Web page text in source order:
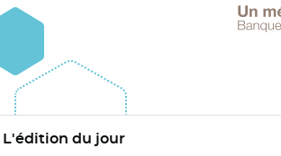
L'édition du jour